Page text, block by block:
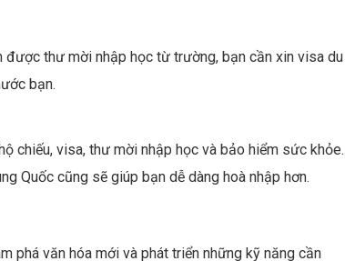
được thư mời nhập học từ trường, bạn cần xin visa du
bạn.
chiếu, visa, thư mời nhập học và bảo hiểm sức khỏe.
Quốc cũng sẽ giúp bạn dễ dàng hoà nhập hơn.
phá văn hóa mới và phát triển những kỹ năng cần